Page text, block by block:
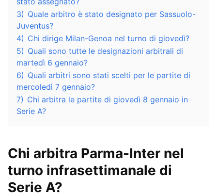
3) Quale arbitro è stato designato per Sassuolo-
Juventus?
4) Chi dirige Milan-Genoa nel turno di giovedì?
5) Quali sono tutte le designazioni arbitrali di
martedì 6 gennaio?
6) Quali arbitri sono stati scelti per le partite di
mercoledì 7 gennaio?
7) Chi arbitra le partite di giovedì 8 gennaio in
Serie A?
Chi arbitra Parma-Inter nel
turno infrasettimanale di
Serie A?